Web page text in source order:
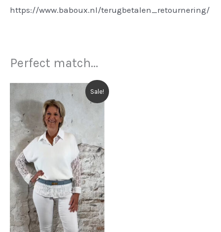
https://www.baboux.nl/terugbetalen_retournering/
Perfect match...
Sale!